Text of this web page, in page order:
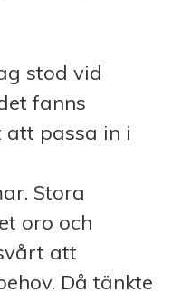
stod vid
fanns
att passa in i
Stora
oro och
att
Då tänkte